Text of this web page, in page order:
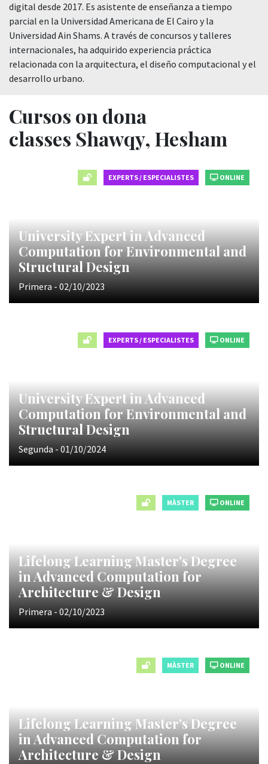
digital desde 2017. Es asistente de enseñanza a tiempo
parcial en la Universidad Americana de El Cairo y la
Universidad Ain Shams. A través de concursos y talleres
internacionales, ha adquirido experiencia práctica
relacionada con la arquitectura, el diseño computacional y el
desarrollo urbano.
Cursos on dona
classes Shawqy, Hesham
EXPERTS / ESPECIALISTES ONLINE
University Expert in Advanced
Computation for Environmental and
Structural Design
Primera - 02/10/2023
EXPERTS / ESPECIALISTES ONLINE
University Expert in Advanced
Computation for Environmental and
Structural Design
Segunda - 01/10/2024
MÀSTER ONLINE
Lifelong Learning Master's Degree
in Advanced Computation for
Architecture & Design
Primera - 02/10/2023
MÀSTER ONLINE
Lifelong Learning Master's Degree
in Advanced Computation for
Architecture & Design